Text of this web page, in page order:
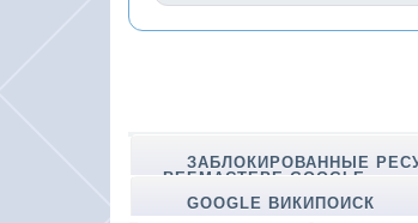
ЗАБЛОКИРОВАННЫЕ
ВЕБМАСТЕРЕ GOOGLE
GOOGLE ВИКИПОИСК